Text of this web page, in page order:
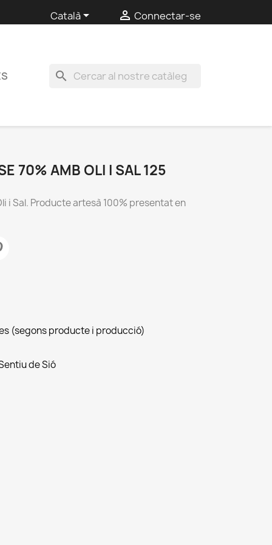
Català  Connectar-se
search
70% AMB OLI I SAL 125
i Sal. Producte artesà 100% presentat en
(segons producte i producció)
de Sió